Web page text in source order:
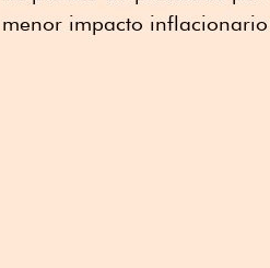
menor impacto